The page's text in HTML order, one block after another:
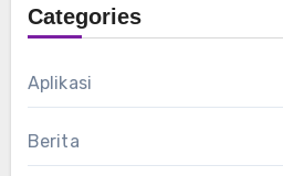
Categories
Aplikasi
Berita